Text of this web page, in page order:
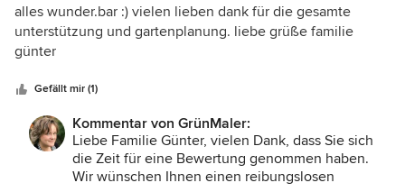
5
von
alles wunder.bar :) vielen lieben dank für die gesamte
unterstützung und gartenplanung. liebe grüße familie
günter
Gefällt mir (1)
Kommentar von GrünMaler:
Liebe Familie Günter, vielen Dank, dass Sie sich
die Zeit für eine Bewertung genommen haben.
Wir wünschen Ihnen einen reibungslosen